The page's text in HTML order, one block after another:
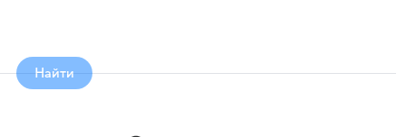
Найти